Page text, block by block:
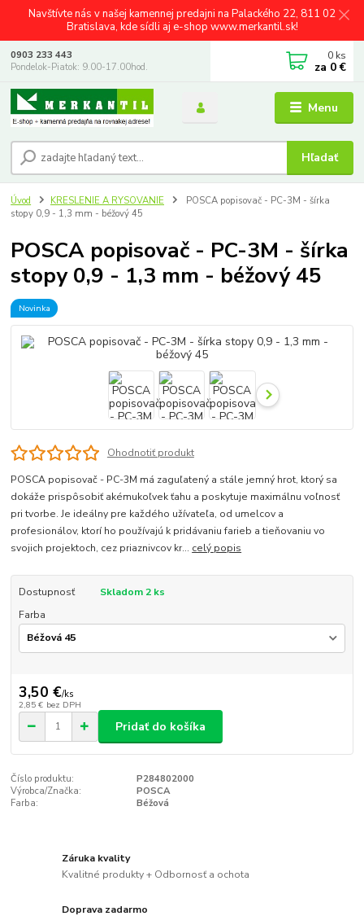
Navštívte nás v našej kamennej predajni na Palackého 22, 811 02
Bratislava, kde sídli aj e-shop www.merkantil.sk!
Menu
Hľadať
0903 233 443
Pondelok-Piatok: 9.00-17.00hod.
0 ks
za 0 €
Úvod KRESLENIE A RYSOVANIE
POSCA popisovač - PC-3M - šírka
stopy 0,9 - 1,3 mm - béžový 45
POSCA popisovač - PC-3M - šírka
stopy 0,9 - 1,3 mm - béžový 45
Novinka
Ohodnotiť produkt
POSCA popisovač - PC-3M má zaguľatený a stále jemný hrot, ktorý sa
dokáže prispôsobiť akémukoľvek ťahu a poskytuje maximálnu voľnosť
pri tvorbe. Je ideálny pre každého užívateľa, od umelcov a
profesionálov, ktorí ho používajú k pridávaniu farieb a tieňovaniu vo
svojich projektoch, cez priaznivcov kr... celý popis
Dostupnosť
Skladom 2 ks
Farba
3,50 €/ks
2,85 € bez DPH
Pridať do košíka
Číslo produktu:
P284802000
Výrobca/Značka:
POSCA
Farba:
Béžová
Záruka kvality
Kvalitné produkty + Odbornosť a ochota
Doprava zadarmo